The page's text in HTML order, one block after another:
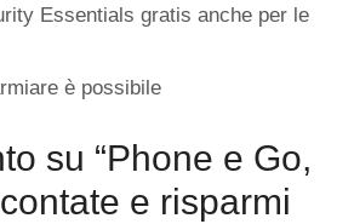
Essentials gratis anche per le
è possibile
su “Phone e Go,
e risparmi